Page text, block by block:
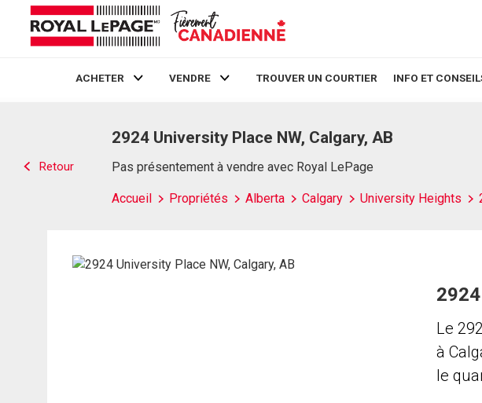
ACHETER VENDRE TROUVER UN COURTIER INFO ET
Retour
2924 University Place NW, Calgary, AB
Pas présentement à vendre avec Royal LePage
Accueil Propriétés Alberta Calgary University Heights
Le
à
le